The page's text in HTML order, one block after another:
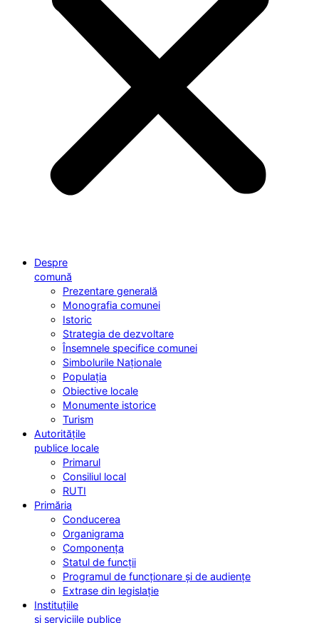
Despre
comună
Prezentare generală
Monografia comunei
Istoric
Strategia de dezvoltare
Însemnele specifice comunei
Simbolurile Naționale
Populația
Obiective locale
Monumente istorice
Turism
Autoritățile
publice locale
Primarul
Consiliul local
RUTI
Primăria
Conducerea
Organigrama
Componența
Statul de funcții
Programul de funcționare și de audiențe
Extrase din legislație
Instituțiile
și serviciile publice